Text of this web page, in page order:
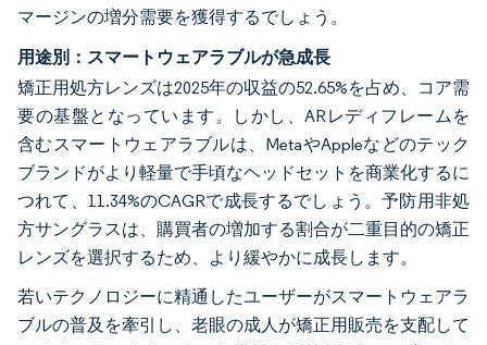
マージンの増分需要を獲得するでしょう。
用途別：スマートウェアラブルが急成長
矯正用処方レンズは2025年の収益の52.65%を占め、コア需
要の基盤となっています。しかし、ARレディフレームを
含むスマートウェアラブルは、MetaやAppleなどのテック
ブランドがより軽量で手頃なヘッドセットを商業化するに
つれて、11.34%のCAGRで成長するでしょう。予防用非処
方サングラスは、購買者の増加する割合が二重目的の矯正
レンズを選択するため、より緩やかに成長します。
若いテクノロジーに精通したユーザーがスマートウェアラ
ブルの普及を牽引し、老眼の成人が矯正用販売を支配して